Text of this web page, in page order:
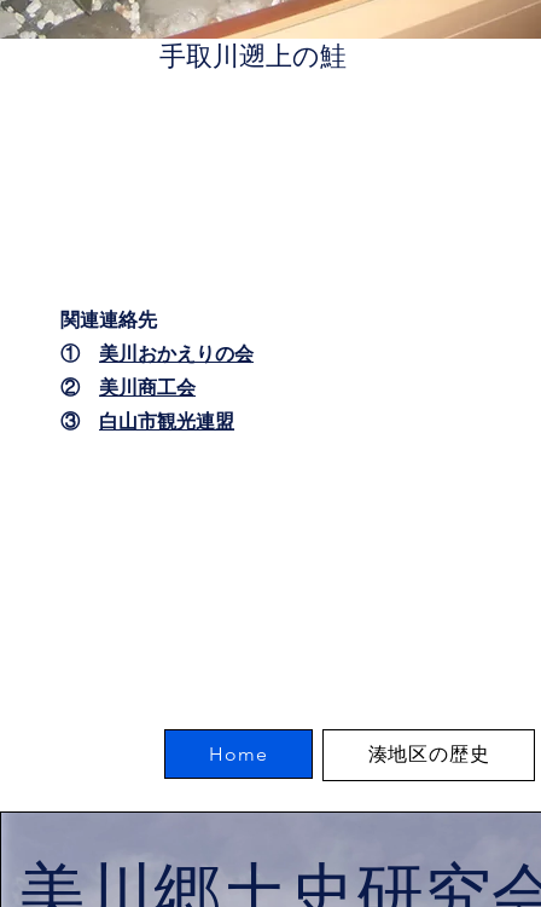
​手取川遡上の鮭
関連連絡先
① 美川おかえりの会
② 美川商工会
③ 白山市観光連盟
Home 湊地区の歴史